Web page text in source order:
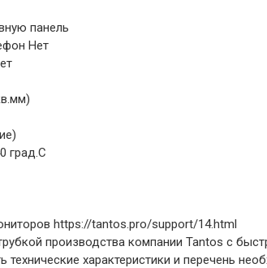
панель
Нет
град.С
https://tantos.pro/support/14.html
производства компании Tantos с
технические характеристики и перечень